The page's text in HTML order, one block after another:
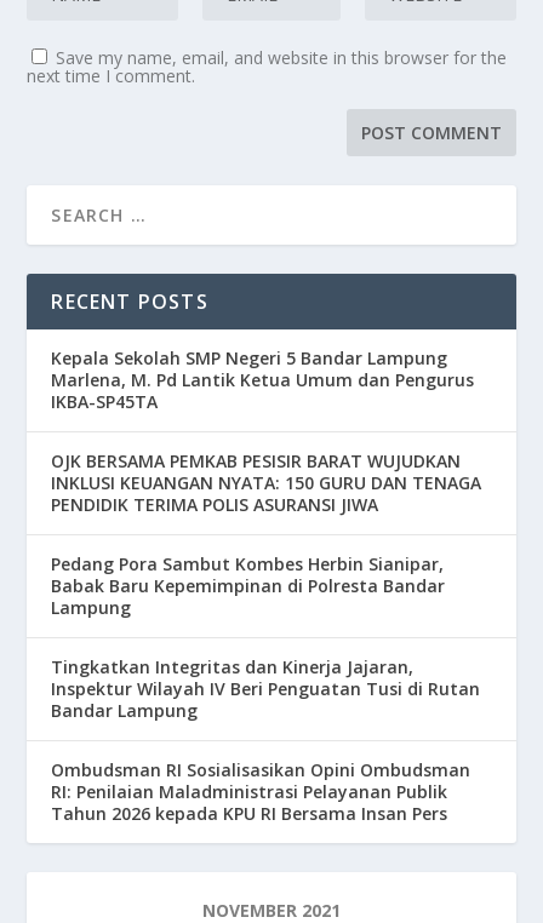
Save my name, email, and website in this browser for the
next time I comment.
RECENT POSTS
Kepala Sekolah SMP Negeri 5 Bandar Lampung
Marlena, M. Pd Lantik Ketua Umum dan Pengurus
IKBA-SP45TA
OJK BERSAMA PEMKAB PESISIR BARAT WUJUDKAN
INKLUSI KEUANGAN NYATA: 150 GURU DAN TENAGA
PENDIDIK TERIMA POLIS ASURANSI JIWA
Pedang Pora Sambut Kombes Herbin Sianipar,
Babak Baru Kepemimpinan di Polresta Bandar
Lampung
Tingkatkan Integritas dan Kinerja Jajaran,
Inspektur Wilayah IV Beri Penguatan Tusi di Rutan
Bandar Lampung
Ombudsman RI Sosialisasikan Opini Ombudsman
RI: Penilaian Maladministrasi Pelayanan Publik
Tahun 2026 kepada KPU RI Bersama Insan Pers
NOVEMBER 2021